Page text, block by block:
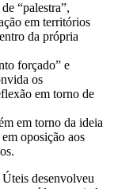
“palestra”,
em territórios
da própria
forçado” e
os
em torno de
em torno da ideia
oposição aos
desenvolveu